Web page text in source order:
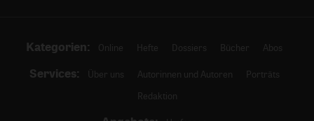
Kategorien: Online Hefte Dossiers Bücher Abos
Services: Über uns Autorinnen und Autoren
Porträts
Redaktion